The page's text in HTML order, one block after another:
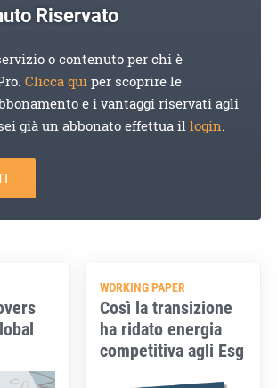
Riservato
o contenuto per chi è
Clicca quiper scoprire le
e i vantaggi riservati agli
già un abbonato effettua illogin.
WORKING PAPER
Così la transizione
ha ridato energia
competitiva agli Esg